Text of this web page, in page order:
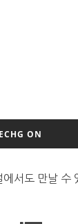
ON
서도 만날 수